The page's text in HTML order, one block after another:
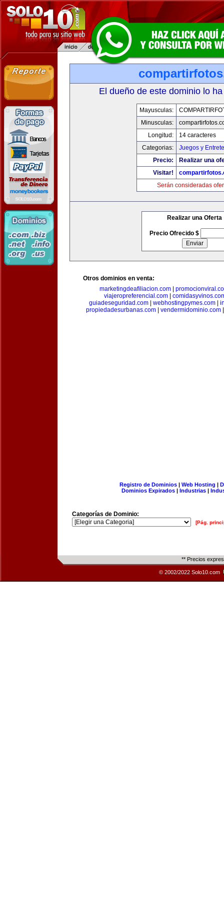
El dueño de este dominio lo
Mayusculas:
Minusculas:
Longitud:
14 caracteres
Categorias:
Juegos y
Precio:
Realizar una
Visitar!
Serán consideradas
Realizar una Oferta
Precio Ofrecido $
Otros dominios en venta:
marketingdeafiliacion.com|
viajeropreferencial.com
guiadeseguridad.com| webhostingpymes.com|
propiedadesurbanas.com
vendermidominio.com
Registro de Dominios| Web Hosting |
Dominios Expirados | Industrias |
Categorías de Dominio:
[Pág.
** Precios
© 2002/2022 Solo10.com